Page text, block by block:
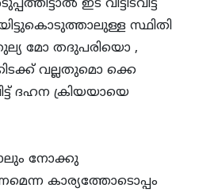
ഇട വിട്ടിടവിട്ട്‌
സ്ഥിതി
മോ തദുപരിയൊ ,
വല്ലതുമൊ ക്കെ
ദഹന ക്രിയയായെ
നോക്കു
കാര്യത്തോടൊപ്പം